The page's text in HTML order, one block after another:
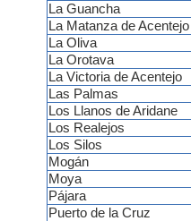
La Guancha
La Matanza de Acentejo
La Oliva
La Orotava
La Victoria de Acentejo
Las Palmas
Los Llanos de Aridane
Los Realejos
Los Silos
Mogán
Moya
Pájara
Puerto de la Cruz